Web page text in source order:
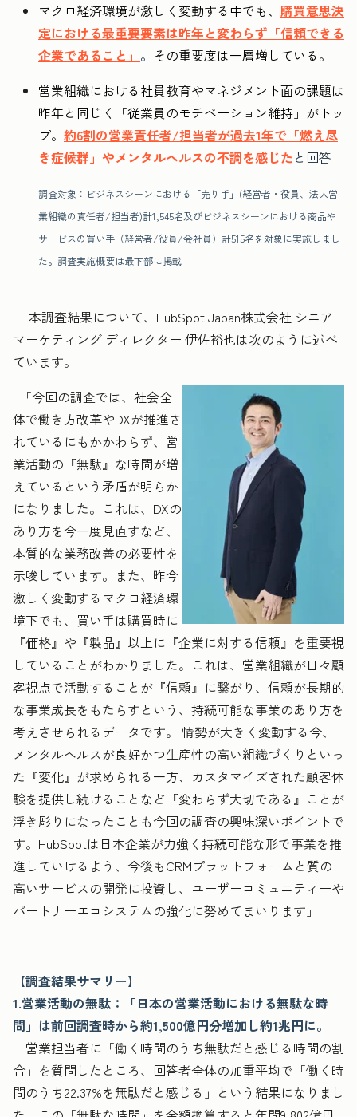
マクロ経済環境が激しく変動する中でも、 購買意思決
定における最重要要素は昨年と変わらず「信頼できる
企業であること」 。 その重要度は一層増している。
営業組織における社員教育やマネジメント面の課題は
昨年と同じく「従業員のモチベーション維持」がトッ
プ。 約6割の営業責任者/担当者が過去1年で「燃え尽
き症候群」やメンタルヘルスの不調を感じたと回答
調査対象：ビジネスシーンにおける「売り手」(経営者・役員、法人営
業組織の責任者/担当者)計1,545名及びビジネスシーンにおける商品や
サービスの買い手（経営者/役員/会社員）計515名を対象に実施しまし
た。調査実施概要は最下部に掲載
本調査結果について、HubSpot Japan株式会社 シニア
マーケティング ディレクター 伊佐裕也は次のように述べ
ています。
「今回の調査では、社会全
体で働き方改革やDXが推進さ
れているにもかかわらず、営
業活動の『無駄』な時間が増
えているという矛盾が明らか
になりました。これは、DXの
あり方を今一度見直すなど、
本質的な業務改善の必要性を
示唆しています。また、昨今
激しく変動するマクロ経済環
境下でも、買い手は購買時に
『価格』や『製品』以上に『企業に対する信頼』を重要視
していることがわかりました。これは、営業組織が日々顧
客視点で活動することが『信頼』に繋がり、信頼が長期的
な事業成長をもたらすという、持続可能な事業のあり方を
考えさせられるデータです。 情勢が大きく変動する今、
メンタルヘルスが良好かつ生産性の高い組織づくりといっ
た『変化』が求められる一方、カスタマイズされた顧客体
験を提供し続けることなど『変わらず大切である』ことが
浮き彫りになったことも今回の調査の興味深いポイントで
す。HubSpotは日本企業が力強く持続可能な形で事業を推
進していけるよう、今後もCRMプラットフォームと質の
高いサービスの開発に投資し、ユーザーコミュニティーや
パートナーエコシステムの強化に努めてまいります」
【調査結果サマリー】
1.営業活動の無駄：「日本の営業活動における無駄な時
間」は前回調査時から約1,500億円分増加 し約1兆円に。
営業担当者に「働く時間のうち無駄だと感じる時間の割
合」を質問したところ、回答者全体の加重平均で「働く時
間のうち22.37%を無駄だと感じる」という結果になりまし